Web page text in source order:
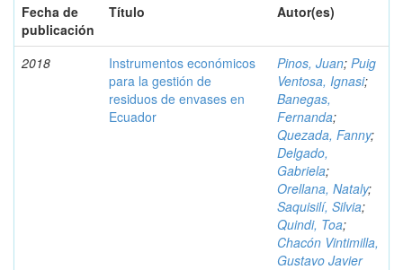
Fecha de
publicación
Título Autor(es)
2018
Instrumentos económicos
para la gestión de
residuos de envases en
Ecuador
Pinos, Juan; Puig
Ventosa, Ignasi;
Banegas,
Fernanda;
Quezada, Fanny;
Delgado,
Gabriela;
Orellana, Nataly;
Saquisilí, Silvia;
Quindi, Toa;
Chacón Vintimilla,
Gustavo Javier